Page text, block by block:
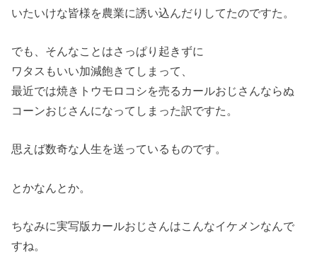
いたいけな皆様を農業に誘い込んだりしてたのですた。
でも、そんなことはさっぱり起きずに
ワタスもいい加減飽きてしまって、
最近では焼きトウモロコシを売るカールおじさんならぬ
コーンおじさんになってしまった訳ですた。
思えば数奇な人生を送っているものです。
とかなんとか。
ちなみに実写版カールおじさんはこんなイケメンなんで
すね。